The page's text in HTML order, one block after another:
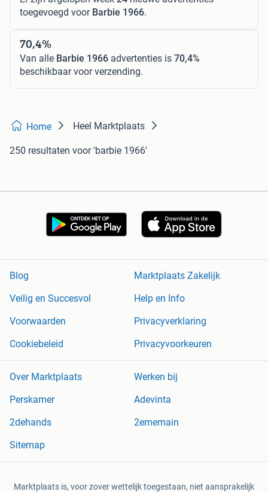
toegevoegd voor Barbie 1966.
70,4%
Van alle Barbie 1966 advertenties is 70,4%
beschikbaar voor verzending.
Home Heel Marktplaats
250 resultaten voor 'barbie 1966'
Blog
Marktplaats Zakelijk
Veilig en Succesvol
Help en Info
Voorwaarden
Privacyverklaring
Cookiebeleid
Privacyvoorkeuren
Over Marktplaats
Werken bij
Perskamer
Adevinta
2dehands
2ememain
Sitemap
Marktplaats is, voor zover wettelijk toegestaan, niet aansprakelijk